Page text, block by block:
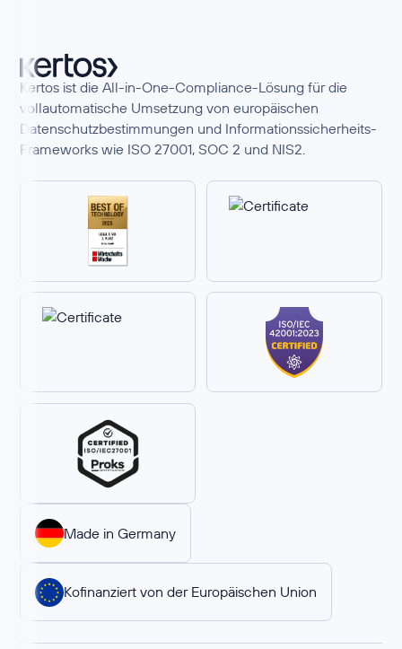
Kertos ist die All-in-One-Compliance-Lösung für die
vollautomatische Umsetzung von europäischen
Datenschutzbestimmungen und Informationssicherheits-
Frameworks wie ISO 27001, SOC 2 und NIS2.
Made in Germany
Kofinanziert von der Europäischen Union